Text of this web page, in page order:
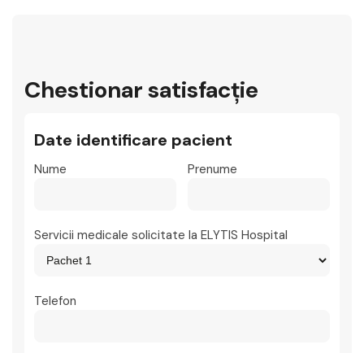
Chestionar satisfacţie
Date identificare pacient
Nume Prenume
Servicii medicale solicitate la ELYTIS Hospital
Telefon